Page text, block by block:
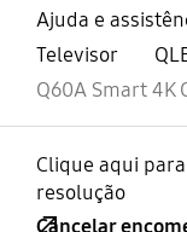
Ajuda e
Televisor
Q60A Smart 4K
Clique aqui
resolução
Cancelar